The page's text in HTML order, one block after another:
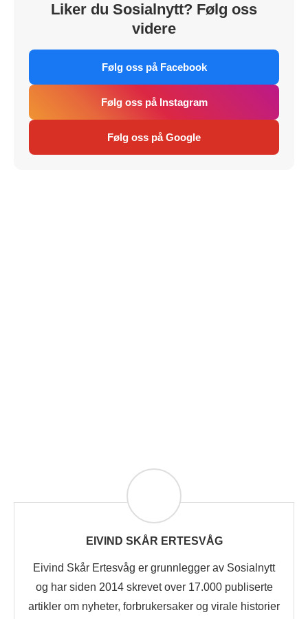
Liker du Sosialnytt? Følg oss
videre
Følg oss på Facebook
Følg oss på Instagram
Følg oss på Google
EIVIND SKÅR ERTESVÅG
Eivind Skår Ertesvåg er grunnlegger av Sosialnytt
og har siden 2014 skrevet over 17.000 publiserte
artikler om nyheter, forbrukersaker og virale historier